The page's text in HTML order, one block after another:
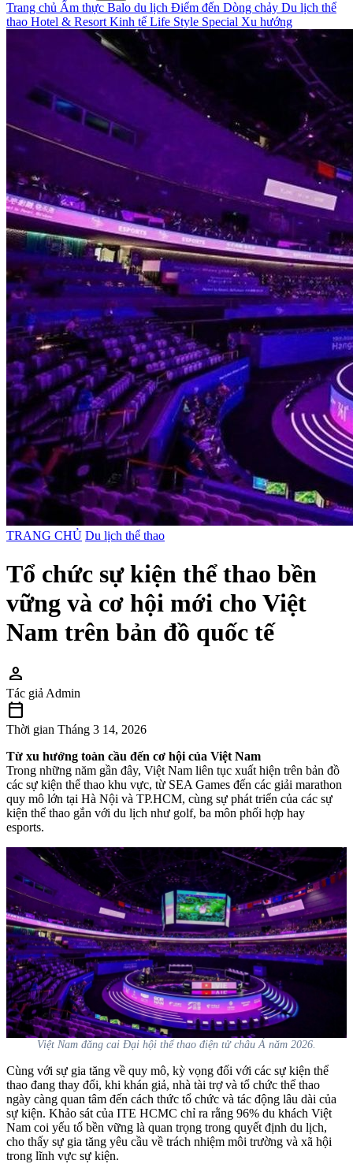
Trang chủ Ẩm thực Balo du lịch Điểm đến Dòng chảy Du lịch thể
thao Hotel & Resort Kinh tế Life Style Special Xu hướng
TRANG CHỦ Du lịch thể thao
Tổ chức sự kiện thể thao bền
vững và cơ hội mới cho Việt
Nam trên bản đồ quốc tế
person
Tác giả Admin
calendar_today
Thời gian Tháng 3 14, 2026
Từ xu hướng toàn cầu đến cơ hội của Việt Nam
Trong những năm gần đây, Việt Nam liên tục xuất hiện trên bản đồ
các sự kiện thể thao khu vực, từ SEA Games đến các giải marathon
quy mô lớn tại Hà Nội và TP.HCM, cùng sự phát triển của các sự
kiện thể thao gắn với du lịch như golf, ba môn phối hợp hay
esports.
Việt Nam đăng cai Đại hội thể thao điện tử châu Á năm 2026.
Cùng với sự gia tăng về quy mô, kỳ vọng đối với các sự kiện thể
thao đang thay đổi, khi khán giả, nhà tài trợ và tổ chức thể thao
ngày càng quan tâm đến cách thức tổ chức và tác động lâu dài của
sự kiện. Khảo sát của ITE HCMC chỉ ra rằng 96% du khách Việt
Nam coi yếu tố bền vững là quan trọng trong quyết định du lịch,
cho thấy sự gia tăng yêu cầu về trách nhiệm môi trường và xã hội
trong lĩnh vực sự kiện.